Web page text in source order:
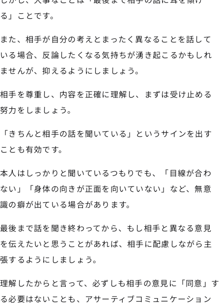
る」ことです。
また、相手が自分の考えとまったく異なることを話して
いる場合、反論したくなる気持ちが湧き起こるかもしれ
ませんが、抑えるようにしましょう。
相手を尊重し、内容を正確に理解し、まずは受け止める
努力をしましょう。
「きちんと相手の話を聞いている」というサインを出す
ことも有効です。
本人はしっかりと聞いているつもりでも、「目線が合わ
ない」「身体の向きが正面を向いていない」など、無意
識の癖が出ている場合があります。
最後まで話を聞き終わってから、もし相手と異なる意見
を伝えたいと思うことがあれば、相手に配慮しながら主
張するようにしましょう。
理解したからと言って、必ずしも相手の意見に「同意」す
る必要はないことも、アサーティブコミュニケーション